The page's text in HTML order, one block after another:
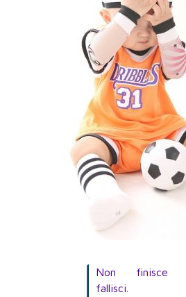
Non finisce
fallisci.